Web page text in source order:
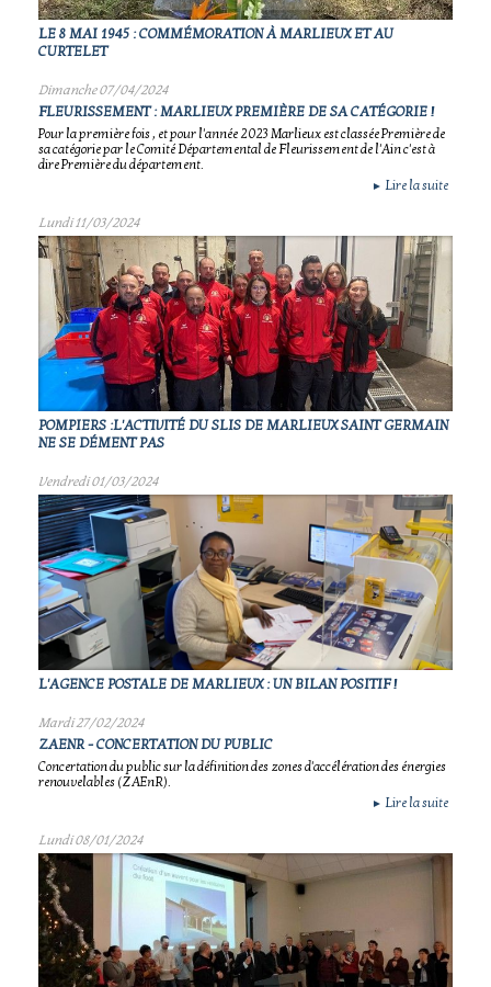
LE 8 MAI 1945 : COMMÉMORATION À MARLIEUX ET AU
CURTELET
Dimanche 07/04/2024
FLEURISSEMENT : MARLIEUX PREMIÈRE DE SA CATÉGORIE !
Pour la première fois , et pour l'année 2023 Marlieux est classée Première de
sa catégorie par le Comité Départemental de Fleurissement de l'Ain c'est à
dire Première du département.
► Lire la suite
Lundi 11/03/2024
POMPIERS :L'ACTIVITÉ DU SLIS DE MARLIEUX SAINT GERMAIN
NE SE DÉMENT PAS
Vendredi 01/03/2024
L'AGENCE POSTALE DE MARLIEUX : UN BILAN POSITIF !
Mardi 27/02/2024
ZAENR - CONCERTATION DU PUBLIC
Concertation du public sur la définition des zones d'accélération des énergies
renouvelables (ZAEnR).
► Lire la suite
Lundi 08/01/2024